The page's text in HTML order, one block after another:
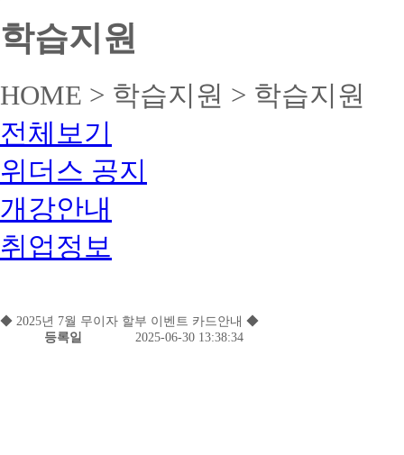
학습지원
HOME > 학습지원 > 학습지원
전체보기
위더스 공지
개강안내
취업정보
◆ 2025년 7월 무이자 할부 이벤트 카드안내 ◆
등록일
2025-06-30 13:38:34